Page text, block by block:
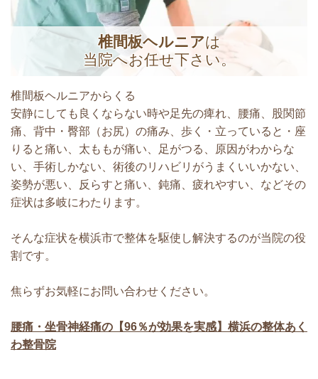
椎間板ヘルニアは
当院へお任せ下さい。
椎間板ヘルニアからくる
安静にしても良くならない時や足先の痺れ、腰痛、股関節
痛、背中・臀部（お尻）の痛み、歩く・立っていると・座
りると痛い、太ももが痛い、足がつる、原因がわからな
い、手術しかない、術後のリハビリがうまくいいかない、
姿勢が悪い、反らすと痛い、鈍痛、疲れやすい、などその
症状は多岐にわたります。
そんな症状を横浜市で整体を駆使し解決するのが当院の役
割です。
焦らずお気軽にお問い合わせください。
腰痛・坐骨神経痛の【96％が効果を実感】横浜の整体あく
わ整骨院